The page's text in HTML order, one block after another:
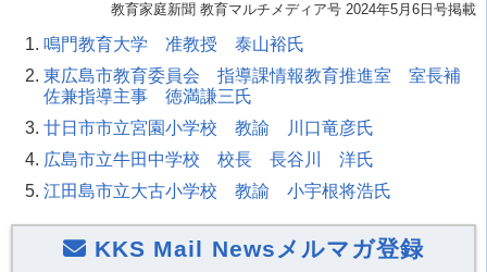
教育家庭新聞 教育マルチメディア号 2024年5月6日号掲載
鳴門教育大学 准教授 泰山裕氏
東広島市教育委員会 指導課情報教育推進室 室長補
佐兼指導主事 徳満謙三氏
廿日市市立宮園小学校 教諭 川口竜彦氏
広島市立牛田中学校 校長 長谷川 洋氏
江田島市立大古小学校 教諭 小宇根将浩氏
KKS Mail Newsメルマガ登録